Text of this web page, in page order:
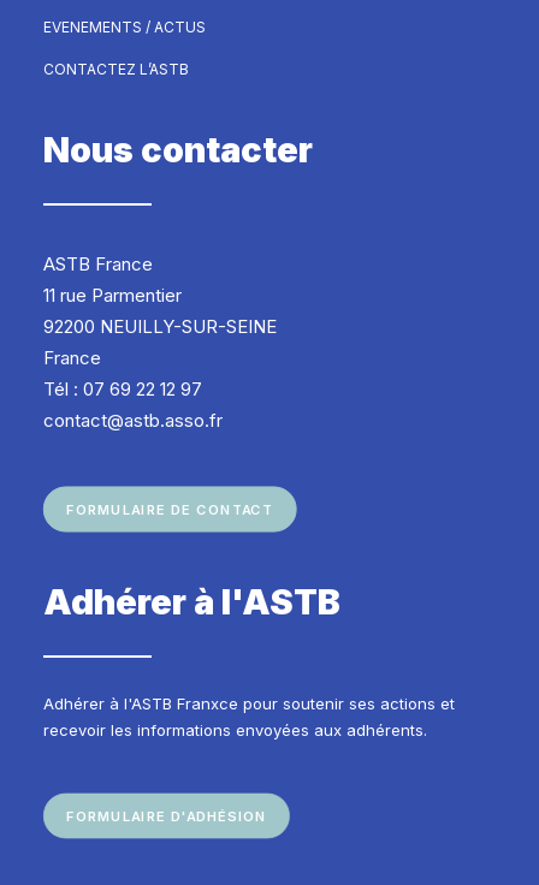
EVENEMENTS / ACTUS
CONTACTEZ L’ASTB
Nous contacter
ASTB France
11 rue Parmentier
92200 NEUILLY-SUR-SEINE
France
Tél : 07 69 22 12 97
contact@astb.asso.fr
FORMULAIRE DE CONTACT
Adhérer à l'ASTB
Adhérer à l'ASTB Franxce pour soutenir ses actions et
recevoir les informations envoyées aux adhérents.
FORMULAIRE D'ADHÉSION